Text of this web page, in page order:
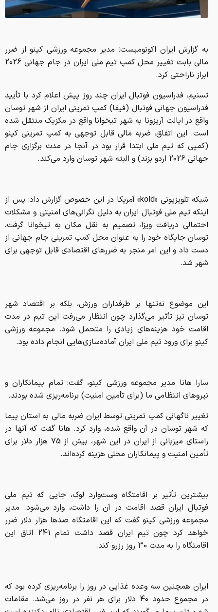
به گزارش ایران اکونومیست؛ مدیر مجموعه ورزشی کینو از ضرر
مالی بابت تغییر محل کمپ تیم ملی ایران در جام جهانی 2026
ابراز ناراحتی کرد.
تسنیم، فدراسیون فوتبال ایران چند روز پیش اعلام کرد با تأیید
فدراسیون جهانی فوتبال (فیفا) کمپ تمرینی ایران از شهر توسان
واقع در ایالت آریزونا به شهر تیخوانا واقع در مکزیک منتقل شده
است. این اتفاق، ضربه مالی قابل توجهی به کمپ تمرینی کینو
(کمپی که تیم ملی ابتدا قرار بود در آنجا در مدت برگزاری جام
جهانی 2026 اردو بزند) و البته شهر توسان وارد می‌کند.
شبکه تلویزیونی «kold» آمریکا در این خصوص گزارش داد: پس از
اینکه تیم ملی فوتبال ایران به دلیل نگرانی‌های امنیتی و مشکلات
احتمالی دریافت ویزا، تصمیم به نقل مکان به تیخوانا گرفت،
توسان جایگاه خود را به عنوان محل کمپ تمرینی جام جهانی از
دست داد و این امر منجر به ضررهای اقتصادی قابل توجهی برای
شهر شد.
این موضوع نه‌تنها بر طرفداران ورزش، بلکه بر اقتصاد شهر
توسان نیز تأثیر می‌گذارد چون انتظار می‌رفت این تیم در مدت
اقامت خود هزینه‌های زیادی را متحمل شود. مجموعه ورزشی
کینو برای ورود تیم ملی ایران آماده‌سازی‌هایی انجام داده بود.
سارا هانا مدیر مجموعه ورزشی کینو، گفت: تمام پیمانکاران و
نیروهای انتظامی ما (برای تأمین امنیت) برنامه‌ریزی شده بودند.
تغییر ناگهانی کمپ تمرینی توسط ایران ضربه مالی به استان پیما
که شهر توسان در آن واقع شده، وارد کرد. هانا گفت که آنها در
راستای میزبانی از ایران در این شهر، بیش از 75 هزار دلار برای
تأمین امنیت و پیمانکاران محلی هزینه کرده‌اند.
بیشترین تأثیر بر اقامتگاه وست‌وارد لوک، جایی که تیم ملی
فوتبال ایران قصد اقامت در آن را داشت، وارد می‌شود. مدیر
مجموعه ورزشی کینو گفت که این اقامتگاه صدها هزار دلار ضرر
خواهد کرد چون تیم ایران قصد داشت تمام 241 اتاق این
اقامتگاه را به مدت 30 روز رزرو کند.
ایران همچنین سه وعده غذایی در روز را برنامه‌ریزی کرده بود که
در مجموع حدود 40 دلار برای هر نفر در روز می‌شد. مقامات